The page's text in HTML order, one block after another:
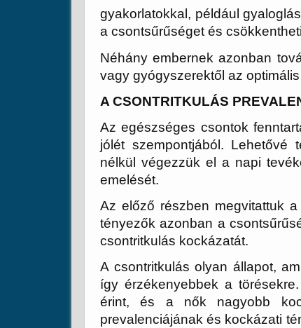
gyakorlatokkal, például
a csontsűrűséget és
Néhány embernek azonban
vagy gyógyszerektől az
A CSONTRITKULÁS
Az egészséges csontok
jólét szempontjából. Lehetővé
nélkül végezzük el a napi
emelését.
Az előző részben megvitattuk
tényezők azonban a
csontritkulás kockázatát.
A csontritkulás olyan állapot,
így érzékenyebbek a
érint, és a nők nagyobb
prevalenciájának és kockázati